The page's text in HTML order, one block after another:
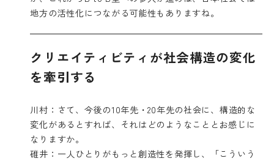
地方の活性化につながる可能性もありますね。
クリエイティビティが社会構造の変化
を牽引する
川村：さて、今後の10年先・20年先の社会に、構造的な
変化があるとすれば、それはどのようなこととお感じに
なりますか。
碓井：一人ひとりがもっと創造性を発揮し、「こういう